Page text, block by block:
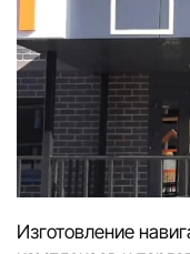
Изготовление